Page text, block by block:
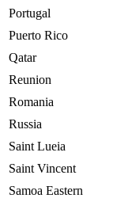
Portugal
Puerto Rico
Qatar
Reunion
Romania
Russia
Saint Lueia
Saint Vincent
Samoa Eastern